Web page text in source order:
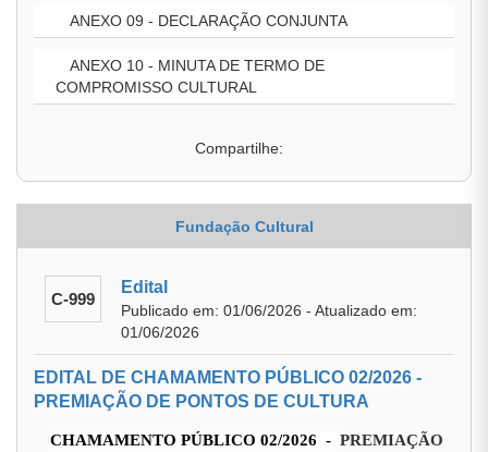
ANEXO 09 - DECLARAÇÃO CONJUNTA
ANEXO 10 - MINUTA DE TERMO DE
COMPROMISSO CULTURAL
Compartilhe:
Fundação Cultural
C-999
Edital
Publicado em: 01/06/2026 - Atualizado em:
01/06/2026
EDITAL DE CHAMAMENTO PÚBLICO 02/2026 -
PREMIAÇÃO DE PONTOS DE CULTURA
CHAMAMENTO PÚBLICO 02/2026 - PREMIAÇÃO